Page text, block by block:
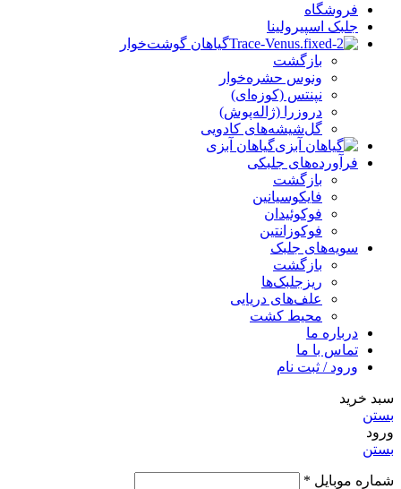
فروشگاه
جلبک اسپیرولینا
گیاهان گوشت‌خوار
بازگشت
ونوس حشره‌خوار
نپنتس (کوزه‌ای)
دروزرا (ژاله‌پوش)
گل‌شیشه‌های کادویی
گیاهان آبزی
فرآورده‌های جلبکی
بازگشت
فایکوسیانین
فوکوئیدان
فوکوزانتین
سویه‌های جلبک
بازگشت
ریزجلبک‌ها
علف‌های دریایی
محیط کشت
درباره ما
تماس با ما
ورود / ثبت نام
سبد خرید
بستن
ورود
بستن
شماره موبایل *